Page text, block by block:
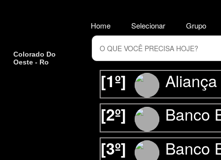
Colorado Do
Oeste - Ro
[1º]
[2º]
Banco
[3º]
Banco
Home Selecionar Grupo